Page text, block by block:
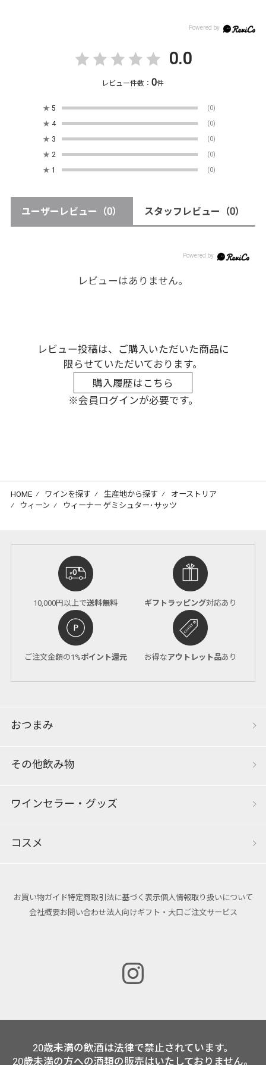
0.0
レビュー件数：0件
★ 5 (0)
★ 4 (0)
★ 3 (0)
★ 2 (0)
★ 1 (0)
ユーザーレビュー （0） スタッフレビュー （0）
レビューはありません。
レビュー投稿は、ご購入いただいた商品に
限らせていただいております。
購入履歴はこちら
※会員ログインが必要です。
HOME ⁄ ワインを探す ⁄ 生産地から探す ⁄ オーストリア
⁄ ウィーン ⁄ ウィーナー ゲミシュター･サッツ
10,000円以上で送料無料 ギフトラッピング対応あり
ご注文金額の1%ポイント還元 お得なアウトレット品あり
おつまみ
その他飲み物
ワインセラー・グッズ
コスメ
お買い物ガイド特定商取引法に基づく表示個人情報取り扱いについて
会社概要お問い合わせ法人向けギフト・大口ご注文サービス
20歳未満の飲酒は法律で禁止されています。
20歳未満の方への酒類の販売はいたしておりません。